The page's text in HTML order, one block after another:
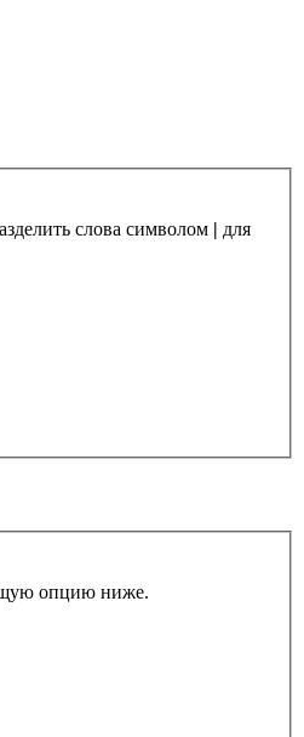
слова символом | для
опцию ниже.